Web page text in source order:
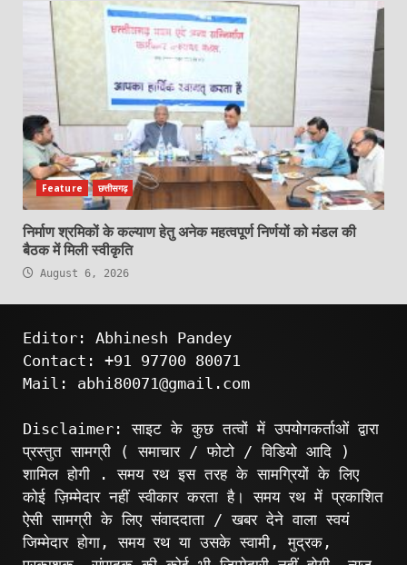
Feature छत्तीसगढ़
निर्माण श्रमिकों के कल्याण हेतु अनेक महत्वपूर्ण निर्णयों को मंडल की
बैठक में मिली स्वीकृति
August 6, 2026
Editor: Abhinesh Pandey
Contact: +91 97700 80071
Mail: abhi80071@gmail.com
Disclaimer: साइट के कुछ तत्वों में उपयोगकर्ताओं द्वारा
प्रस्तुत सामग्री ( समाचार / फोटो / विडियो आदि )
शामिल होगी . समय रथ इस तरह के सामग्रियों के लिए
कोई ज़िम्मेदार नहीं स्वीकार करता है। समय रथ में प्रकाशित
ऐसी सामग्री के लिए संवाददाता / खबर देने वाला स्वयं
जिम्मेदार होगा, समय रथ या उसके स्वामी, मुद्रक,